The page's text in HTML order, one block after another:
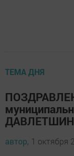
ТЕМА ДНЯ
автор, 1 октября